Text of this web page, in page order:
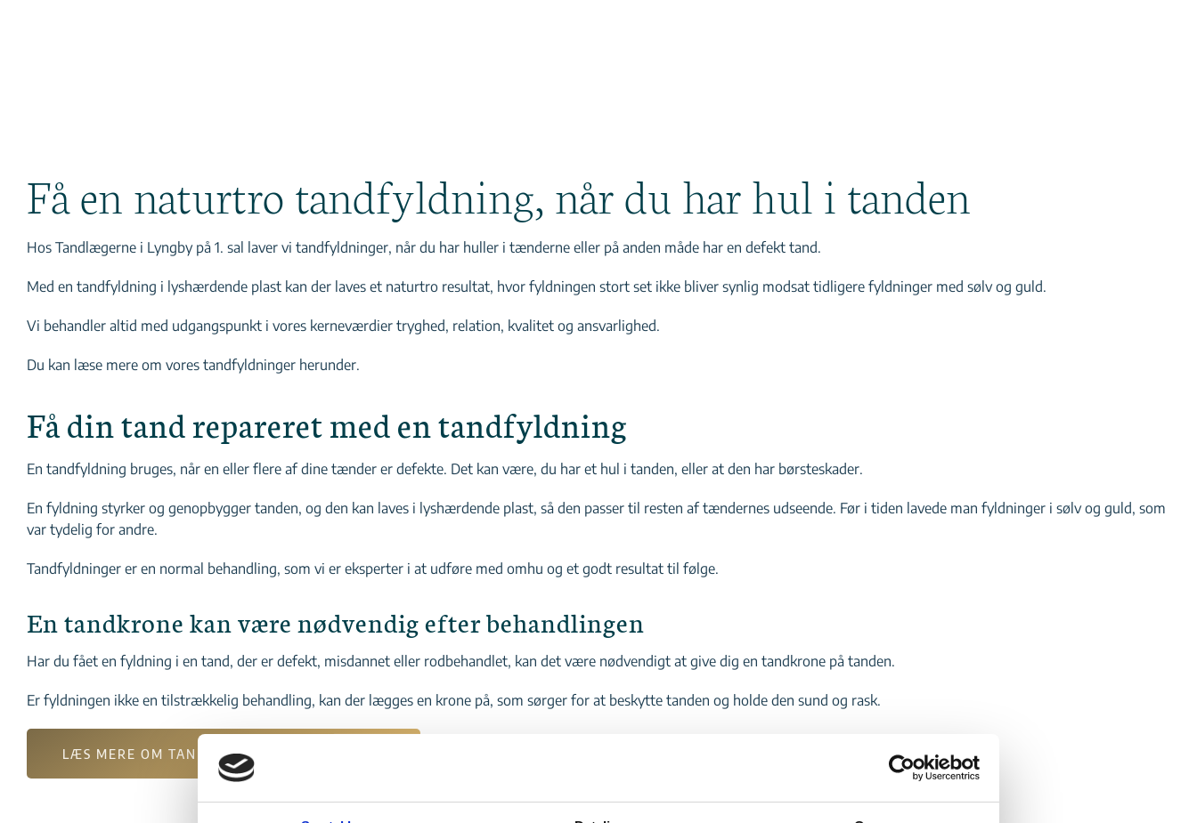
Få en naturtro tandfyldning, når du har hul i tanden
Hos Tandlægerne i Lyngby på 1. sal laver vi tandfyldninger, når du har huller i tænderne eller på anden måde har en defekt tand.
Med en tandfyldning i lyshærdende plast kan der laves et naturtro resultat, hvor fyldningen stort set ikke bliver synlig modsat tidligere fyldninger med sølv og guld.
Vi behandler altid med udgangspunkt i vores kerneværdier tryghed, relation, kvalitet og ansvarlighed.
Du kan læse mere om vores tandfyldninger herunder.
Få din tand repareret med en tandfyldning
En tandfyldning bruges, når en eller flere af dine tænder er defekte. Det kan være, du har et hul i tanden, eller at den har børsteskader.
En fyldning styrker og genopbygger tanden, og den kan laves i lyshærdende plast, så den passer til resten af tændernes udseende. Før i tiden lavede man fyldninger i sølv og guld, som
var tydelig for andre.
Tandfyldninger er en normal behandling, som vi er eksperter i at udføre med omhu og et godt resultat til følge.
En tandkrone kan være nødvendig efter behandlingen
Har du fået en fyldning i en tand, der er defekt, misdannet eller rodbehandlet, kan det være nødvendigt at give dig en tandkrone på tanden.
Er fyldningen ikke en tilstrækkelig behandling, kan der lægges en krone på, som sørger for at beskytte tanden og holde den sund og rask.
LÆS MERE OM TANDKRONER OG TANDBROER